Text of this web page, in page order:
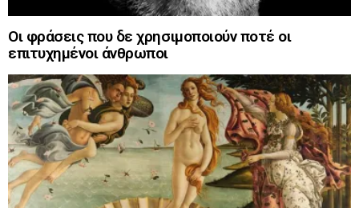
Οι φράσεις που δε χρησιμοποιούν ποτέ οι
επιτυχημένοι άνθρωποι